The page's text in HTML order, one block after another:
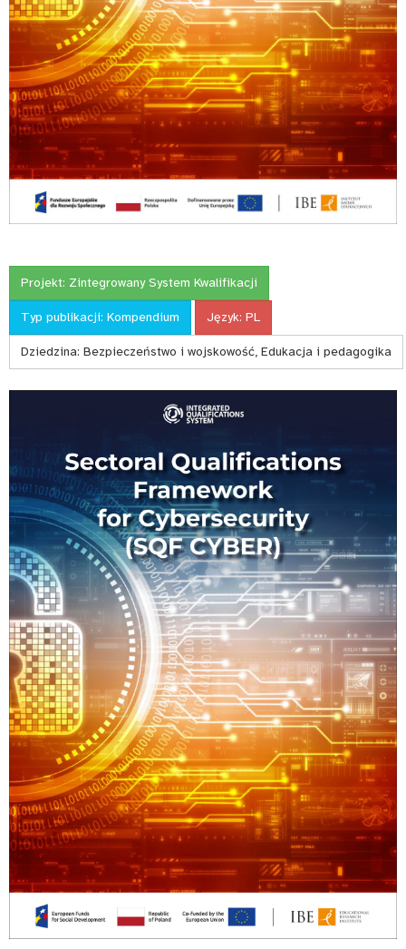
Projekt: Zintegrowany System Kwalifikacji
Typ publikacji: Kompendium Język: PL
Dziedzina: Bezpieczeństwo i wojskowość, Edukacja i pedagogika